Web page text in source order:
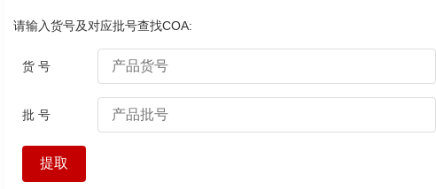
请输入货号及对应批号查找COA:
货 号
批 号